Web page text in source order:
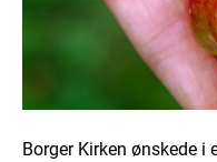
Borger Kirken ønskede i